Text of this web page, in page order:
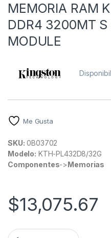
MEMORIA RAM
DDR4 3200MT S
MODULE
Me Gusta
SKU: 0B03702
Modelo: KTH-PL432D8/32G
Componentes->Memorias
$13,075.67
MEMORIA RAM KINGSTON